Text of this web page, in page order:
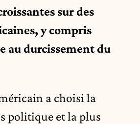
sur des
y compris
au durcissement du
a choisi la
politique et la plus